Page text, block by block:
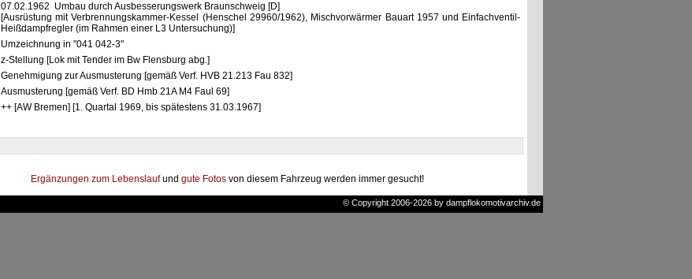
07.02.1962 Umbau durch Ausbesserungswerk Braunschweig [D]
[Ausrüstung mit Verbrennungskammer-Kessel (Henschel 29960/1962), Mischvorwärmer Bauart 1957 und Einfachventil-
Heißdampfregler (im Rahmen einer L3 Untersuchung)]
Umzeichnung in "041 042-3"
z-Stellung [Lok mit Tender im Bw Flensburg abg.]
Genehmigung zur Ausmusterung [gemäß Verf. HVB 21.213 Fau 832]
Ausmusterung [gemäß Verf. BD Hmb 21A M4 Faul 69]
++ [AW Bremen] [1. Quartal 1969, bis spätestens 31.03.1967]
Ergänzungen zum Lebenslaufund gute Fotos von diesem Fahrzeug werden immer gesucht!
© Copyright 2006-2026 by dampflokomotivarchiv.de